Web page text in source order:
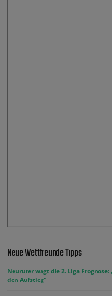
Neue Wettfreunde Tipps
Neururer wagt die 2. Liga
den Aufstieg“